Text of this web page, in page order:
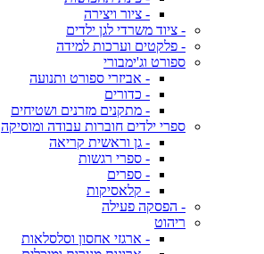
- ציור ויצירה
- ציוד משרדי לגן ילדים
- פלקטים וערכות למידה
ספורט וג'ימבורי
- אביזרי ספורט ותנועה
- כדורים
- מתקנים מזרנים ושטיחים
ספרי ילדים חוברות עבודה ומוסיקה
- גן וראשית קריאה
- ספרי רגשות
- ספרים
- קלאסיקות
- הפסקה פעילה
ריהוט
- ארגזי אחסון וסלסלאות